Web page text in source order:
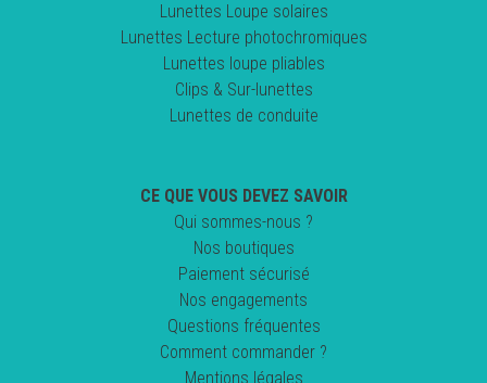
Lunettes Loupe solaires
Lunettes Lecture photochromiques
Lunettes loupe pliables
Clips & Sur-lunettes
Lunettes de conduite
CE QUE VOUS DEVEZ SAVOIR
Qui sommes-nous ?
Nos boutiques
Paiement sécurisé
Nos engagements
Questions fréquentes
Comment commander ?
Mentions légales